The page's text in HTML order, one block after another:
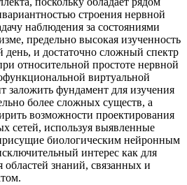
строения нервной
наблюдения за состояниями
предельно высокая изученность
день, и достаточно сложный спектр
относительной простоте нервной
виртуальной
заложить фундамент для изучения
более сложных существ, а
возможности проектирования
сетей, используя выявленные
биологическим нейронным
интерес как для
знаний, связанных и